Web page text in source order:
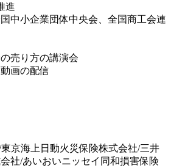
進
中小企業団体中央会、全国商工会連
売り方の講演会
画の配信
京海上日動火災保険株式会社/三井
社/あいおいニッセイ同和損害保険